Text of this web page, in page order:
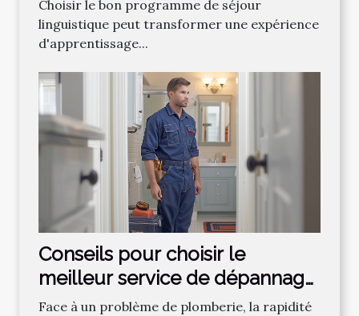
Choisir le bon programme de séjour
linguistique peut transformer une expérience
d'apprentissage...
Conseils pour choisir le
meilleur service de dépannage
plomberie
Face à un problème de plomberie, la rapidité